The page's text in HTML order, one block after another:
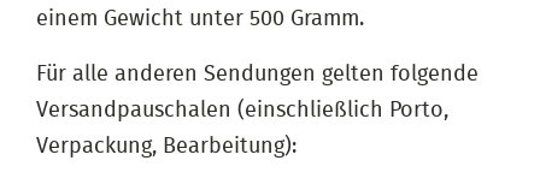
einem Gewicht unter 500 Gramm.
Für alle anderen Sendungen gelten folgende
Versandpauschalen (einschließlich Porto,
Verpackung, Bearbeitung):